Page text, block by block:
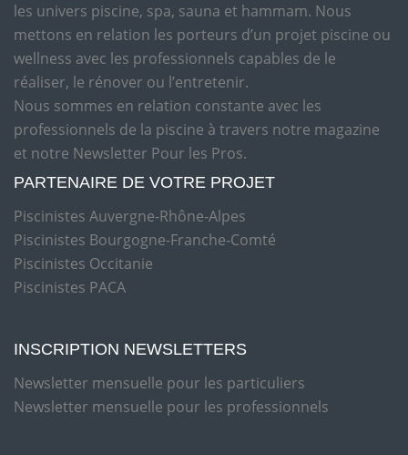
les univers piscine, spa, sauna et hammam. Nous
mettons en relation les porteurs d’un projet piscine ou
wellness avec les professionnels capables de le
réaliser, le rénover ou l’entretenir.
Nous sommes en relation constante avec les
professionnels de la piscine à travers notre magazine
et notre Newsletter Pour les Pros.
PARTENAIRE DE VOTRE PROJET
Piscinistes Auvergne-Rhône-Alpes
Piscinistes Bourgogne-Franche-Comté
Piscinistes Occitanie
Piscinistes PACA
INSCRIPTION NEWSLETTERS
Newsletter mensuelle pour les particuliers
Newsletter mensuelle pour les professionnels